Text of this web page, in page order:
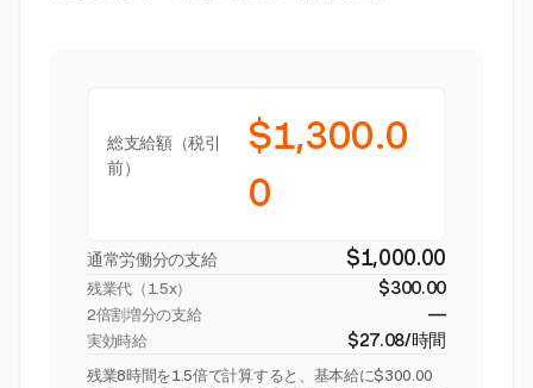
総支給額（税引
前）
$1,300.0
0
通常労働分の支給 $1,000.00
残業代（ 1.5x） $300.00
2倍割増分の支給 —
実効時給 $27.08/時間
残業8時間を1.5倍で計算すると、基本給に$300.00